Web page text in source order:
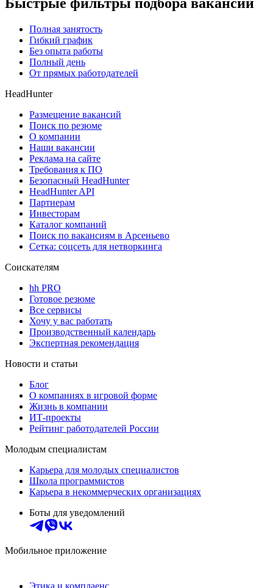
Полная занятость
Гибкий график
Без опыта работы
Полный день
От прямых работодателей
HeadHunter
Размещение вакансий
Поиск по резюме
О компании
Наши вакансии
Реклама на сайте
Требования к ПО
Безопасный HeadHunter
HeadHunter API
Партнерам
Инвесторам
Каталог компаний
Поиск по вакансиям в Арсеньево
Сетка: соцсеть для нетворкинга
Соискателям
hh PRO
Готовое резюме
Все сервисы
Хочу у вас работать
Производственный календарь
Экспертная рекомендация
Новости и статьи
Блог
О компаниях в игровой форме
Жизнь в компании
ИТ-проекты
Рейтинг работодателей России
Молодым специалистам
Карьера для молодых специалистов
Школа программистов
Карьера в некоммерческих организациях
Боты для уведомлений
Мобильное приложение
Этика и комплаенс